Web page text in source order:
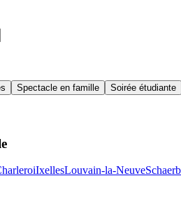
Spectacle en famille Soirée étudiante
IxellesLouvain-la-Neuve